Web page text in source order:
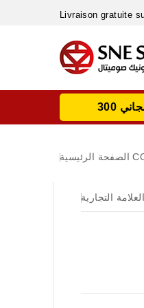
Livraison
الصفحة الرئيسية